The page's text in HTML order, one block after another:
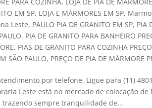
EM SP, LOJA E MÁRMORES EM SP,
Leste, PAULO PIA DE GRANITO EM SP, PIA
, PIA DE GRANITO PARA BANHEIRO
, PIAS DE GRANITO PARA COZINHA
SÃO PAULO, PREÇO DE PIA DE MÁRMORE
por telefone. Ligue para (11)
Leste está no mercado de colocação
trazendo sempre tranquilidade de...